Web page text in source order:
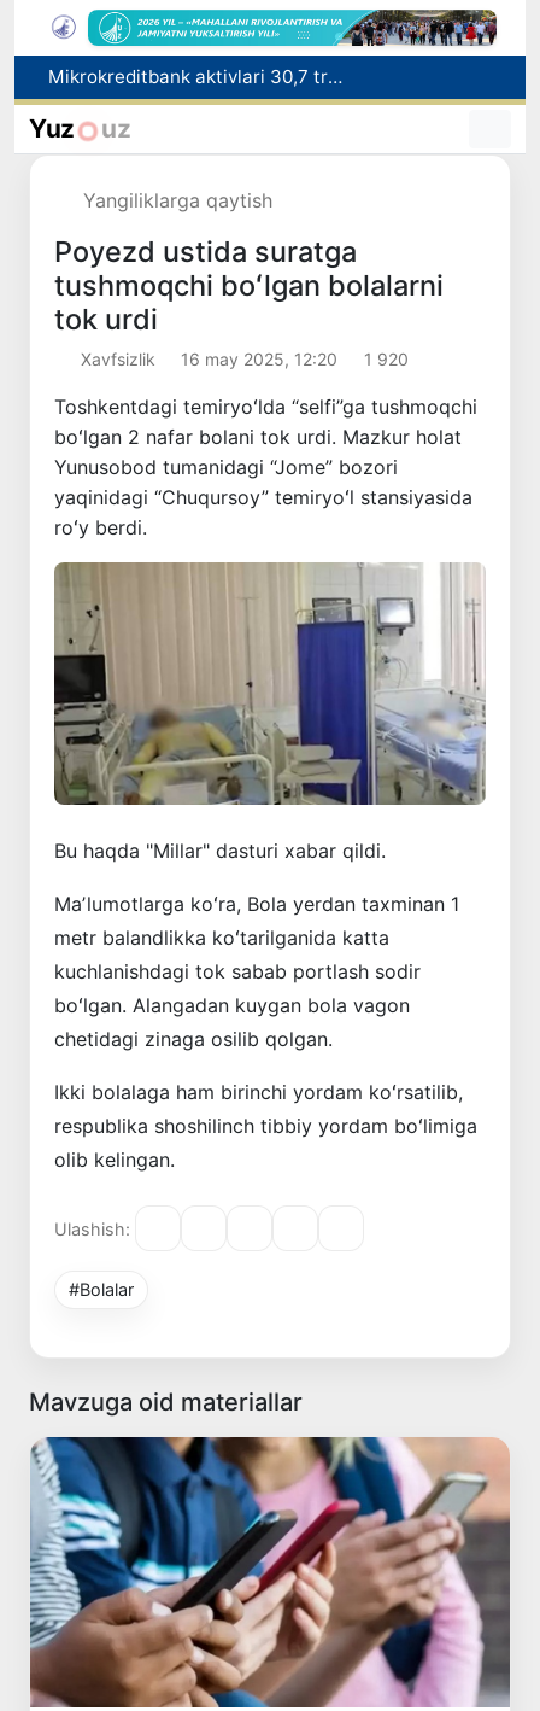
Mikrokreditbank aktivlari 30,7 trln soʻmga yetdi, Fitch reytingni BB darajasiga oshirdi
Malayziya Markaziy Osiyoda tibbiy turizm yoʻnalishi sifatidagi mavqeini mustahkamlamoqda
Polshadagi elchixona ko‘magida ona va bola Vatanga qaytarildi
Yuz uz
Yangiliklarga qaytish
Poyezd ustida suratga
tushmoqchi boʻlgan bolalarni
tok urdi
Xavfsizlik 16 may 2025, 12:20 1 920
Toshkentdagi temiryoʻlda “selfi”ga tushmoqchi
boʻlgan 2 nafar bolani tok urdi. Mazkur holat
Yunusobod tumanidagi “Jome” bozori
yaqinidagi “Chuqursoy” temiryoʻl stansiyasida
roʻy berdi.
Bu haqda "Millar" dasturi xabar qildi.
Maʼlumotlarga koʻra, Bola yerdan taxminan 1
metr balandlikka koʻtarilganida katta
kuchlanishdagi tok sabab portlash sodir
boʻlgan. Alangadan kuygan bola vagon
chetidagi zinaga osilib qolgan.
Ikki bolalaga ham birinchi yordam koʻrsatilib,
respublika shoshilinch tibbiy yordam boʻlimiga
olib kelingan.
Ulashish:
#Bolalar
Mavzuga oid materiallar